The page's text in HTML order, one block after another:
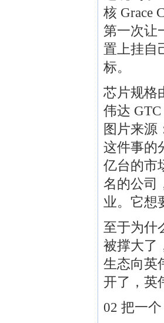
核 Grace
第一次让
置上挂自
标。
芯片规格
伟达
图片来源
这件事的
亿台的市
名的公司
业。它想
至于为
被撑大了
生态向英
开了，英
02 把一